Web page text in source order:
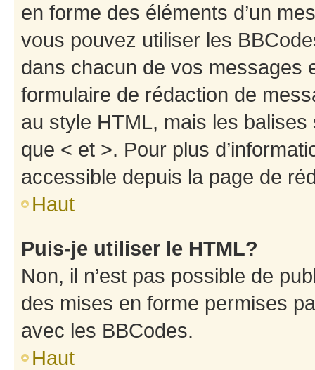
en forme des éléments d’un
vous pouvez utiliser les
dans chacun de vos messages
formulaire de rédaction de
au style HTML, mais les
que < et >. Pour plus
accessible depuis la page de
Haut
Puis-je utiliser le HTML?
Non, il n’est pas possible de
des mises en forme permises
avec les BBCodes.
Haut